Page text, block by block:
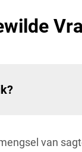
van